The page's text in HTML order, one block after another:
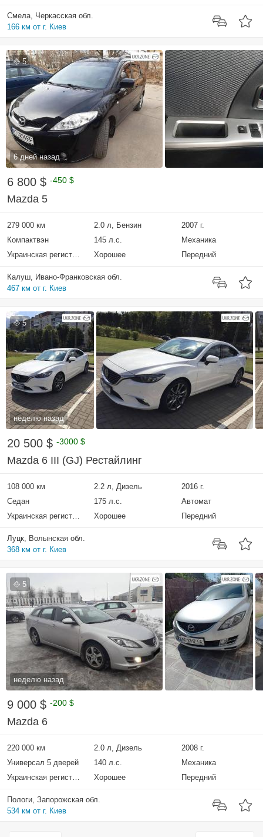
Смела, Черкасская обл.
166 км от г. Киев
5
6 дней назад
6 800 $ -450 $
Mazda 5
279 000 км 2.0 л, Бензин
2007 г.
Компактвэн
145 л.с.
Механика
Украинская регистрация
Хорошее Передний
Калуш, Ивано-Франковская обл.
467 км от г. Киев
5
неделю назад
20 500 $ -3000 $
Mazda 6 III (GJ) Рестайлинг
108 000 км 2.2 л, Дизель
2016 г.
Седан
175 л.с.
Автомат
Украинская регистрация
Хорошее Передний
Луцк, Волынская обл.
368 км от г. Киев
5
неделю назад
9 000 $ -200 $
Mazda 6
220 000 км 2.0 л, Дизель
2008 г.
Универсал 5 дверей
140 л.с.
Механика
Украинская регистрация
Хорошее Передний
Пологи, Запорожская обл.
534 км от г. Киев